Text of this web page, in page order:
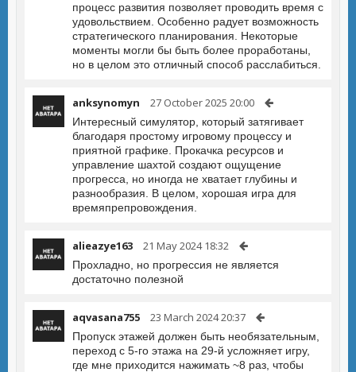
процесс развития позволяет проводить время с
удовольствием. Особенно радует возможность
стратегического планирования. Некоторые
моменты могли бы быть более проработаны,
но в целом это отличный способ расслабиться.
anksynomyn 27 October 2025 20:00
Интересный симулятор, который затягивает
благодаря простому игровому процессу и
приятной графике. Прокачка ресурсов и
управление шахтой создают ощущение
прогресса, но иногда не хватает глубины и
разнообразия. В целом, хорошая игра для
времяпрепровождения.
alieazye163 21 May 2024 18:32
Прохладно, но прогрессия не является
достаточно полезной
aqvasana755 23 March 2024 20:37
Пропуск этажей должен быть необязательным,
переход с 5-го этажа на 29-й усложняет игру,
где мне приходится нажимать ~8 раз, чтобы